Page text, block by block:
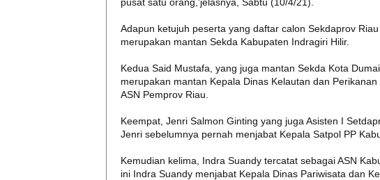
Adapun ketujuh peserta yang daftar calon Sekdaprov
merupakan mantan Sekda Kabupaten Indragiri Hilir.
Kedua Said Mustafa, yang juga mantan Sekda Kota
merupakan mantan Kepala Dinas Kelautan dan
ASN Pemprov Riau.
Keempat, Jenri Salmon Ginting yang juga Asisten I
Jenri sebelumnya pernah menjabat Kepala Satpol PP
Kemudian kelima, Indra Suandy tercatat sebagai ASN
ini Indra Suandy menjabat Kepala Dinas Pariwisata dan